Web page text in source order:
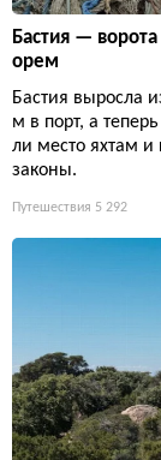
Бастия —
орем
Бастия выросла
м в порт, а
ли место яхтам
законы.
Путешествия 5 292